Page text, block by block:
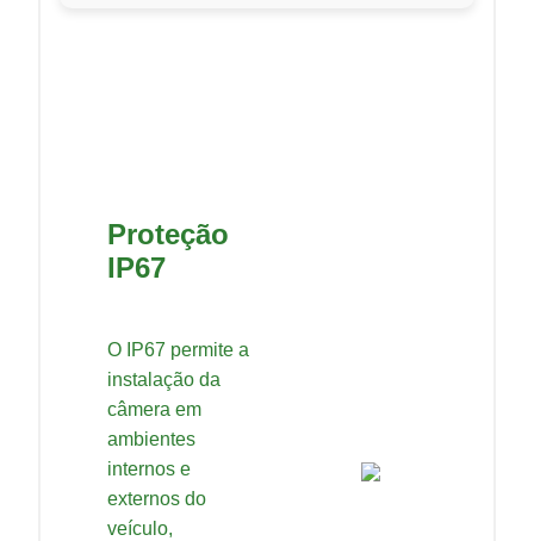
Proteção
IP67
O IP67 permite a
instalação da
câmera em
ambientes
internos e
externos do
veículo,